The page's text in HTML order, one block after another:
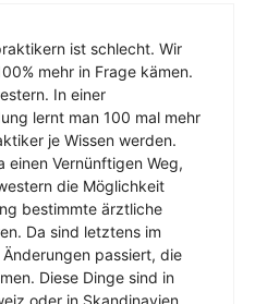
ist schlecht. Wir
mehr in Frage kämen.
In einer
lernt man 100 mal mehr
je Wissen werden.
einen Vernünftigen Weg,
die Möglichkeit
bestimmte ärztliche
Da sind letztens im
passiert, die
Diese Dinge sind in